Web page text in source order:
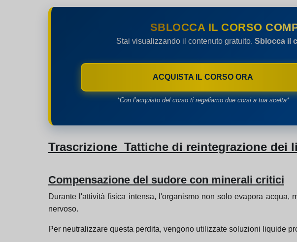
SBLOCCA IL CORSO
Stai visualizzando il contenuto gratuito. Sblocca il
ACQUISTA IL CORSO ORA
*Con l’acquisto del corso ti regaliamo due corsi a tua scelta*
Trascrizione Tattiche di reintegrazione dei
Compensazione del sudore con minerali critici
Durante l'attività fisica intensa, l'organismo non solo evapora
nervoso.
Per neutralizzare questa perdita, vengono utilizzate soluzioni liquide